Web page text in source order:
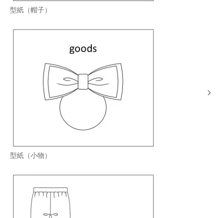
型紙（帽子）
型紙（小物）